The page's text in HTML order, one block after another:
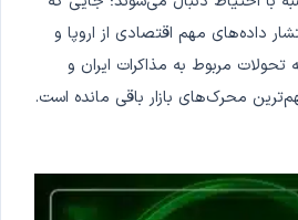
داده‌های مهم اقتصادی از اروپا و
تحولات مربوط به مذاکرات ایران و
محرک‌های بازار باقی مانده است.